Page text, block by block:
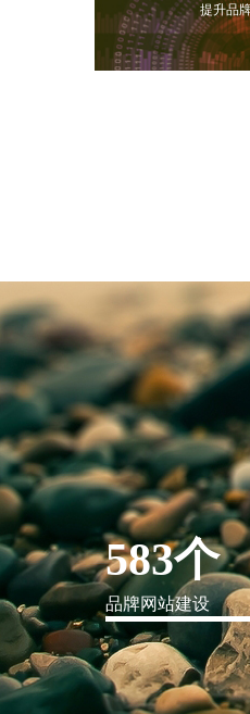
提升品
信息爆炸时代，
583个
品牌网站建设